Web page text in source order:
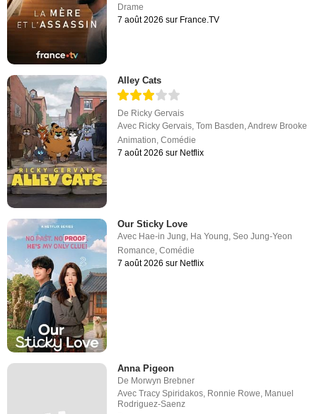
Drame
7 août 2026 sur France.TV
Alley Cats
De Ricky Gervais
Avec Ricky Gervais,Tom Basden,Andrew Brooke
Animation,Comédie
7 août 2026 sur Netflix
Our Sticky Love
Avec Hae-in Jung, Ha Young,Seo Jung-Yeon
Romance,Comédie
7 août 2026 sur Netflix
Anna Pigeon
De Morwyn Brebner
AvecTracy Spiridakos Ronnie Rowe Manuel
Rodriguez-Saenz